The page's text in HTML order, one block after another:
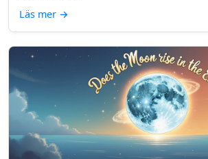
Läs mer →